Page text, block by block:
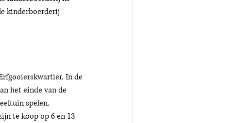
kinderboerderij
In de
het einde van de
spelen.
te koop op 6 en 13